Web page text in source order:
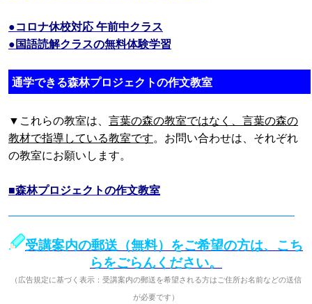
●コロナ休校対応 午前中クラス
●国語読解クラスの無料体験学習
通学できる森林プロジェクトの作文教室
▼これらの教室は、 言葉の森の教室ではなく、言葉の森の
教材で指導している教室です。お問い合わせは、それぞれ
の教室にお願いします。
■森林プロジェクトの作文教室
受講案内の郵送（無料）をご希望の方は、こち
らをごらんください。
（広告規定に基づく表示：受講案内の郵送を希望される方はご住所お名前などの送信
が必要です）